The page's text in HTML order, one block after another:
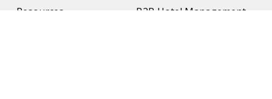
Resources
B2B Hotel Management